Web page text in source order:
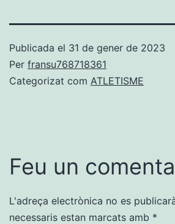
Publicada el 31 de gener de 2023
Per fransu768718361
Categorizat com ATLETISME
Feu un
L'adreça electrònica no es
necessaris estan marcats amb *